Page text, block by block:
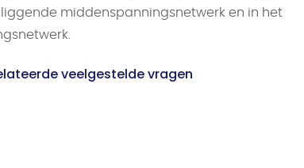
middenspanningsnetwerk en in het
veelgestelde vragen